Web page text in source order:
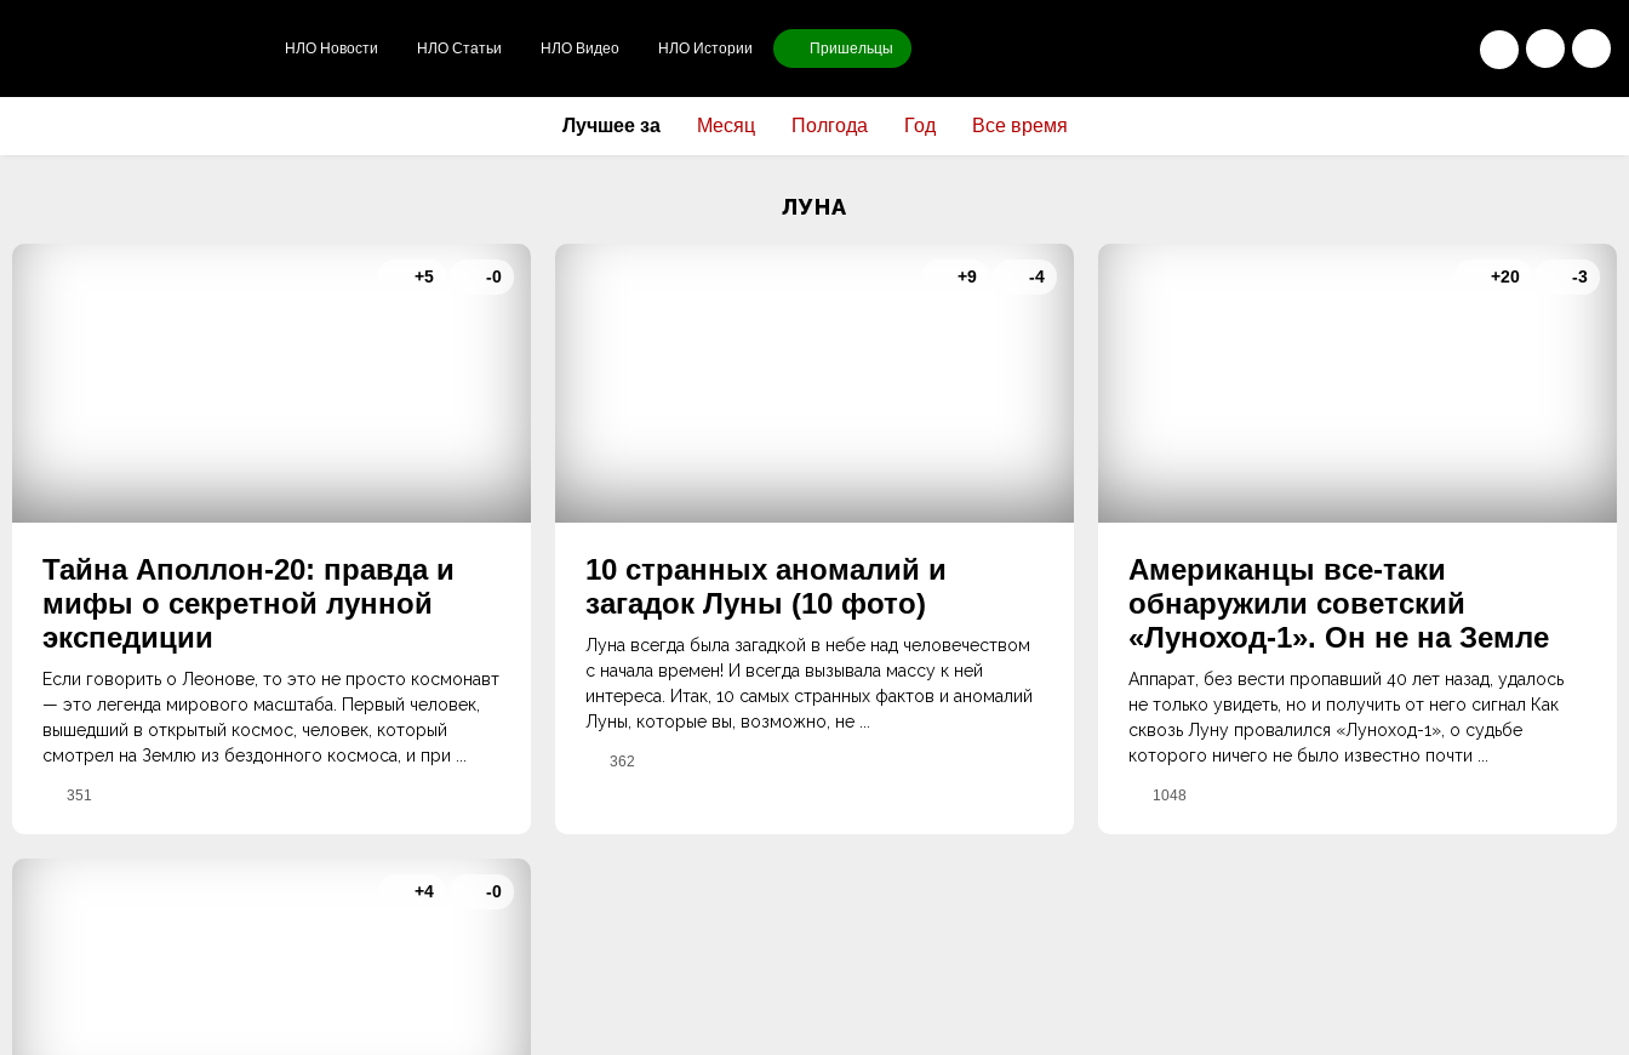
НЛО Новости НЛО Статьи НЛО Видео НЛО Истории Пришельцы
Лучшее за Месяц Полгода Год Все время
ЛУНА
Тайна Аполлон-20: правда и
мифы о секретной лунной
экспедиции
Если говорить о Леонове, то это не просто космонавт
— это легенда мирового масштаба. Первый человек,
вышедший в открытый космос, человек, который
смотрел на Землю из бездонного космоса, и при ...
351
+5 -0
10 странных аномалий и
загадок Луны (10 фото)
Луна всегда была загадкой в небе над человечеством
с начала времен! И всегда вызывала массу к ней
интереса. Итак, 10 самых странных фактов и аномалий
Луны, которые вы, возможно, не ...
362
+9 -4
Американцы вcе-таки
обнаружили советский
«Луноход-1». Он не на Земле
Аппарат, без вести пропавший 40 лет назад, удалось
не только увидеть, но и получить от него сигнал Как
сквозь Луну провалился «Луноход-1», о судьбе
которого ничего не было известно почти ...
1048
+20 -3
+4 -0